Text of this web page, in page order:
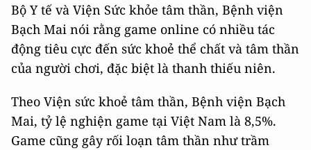
Bộ Y tế và Viện Sức khỏe tâm thần, Bệnh viện
Bạch Mai nói rằng game online có nhiều tác
động tiêu cực đến sức khoẻ thể chất và tâm thần
của người chơi, đặc biệt là thanh thiếu niên.
Theo Viện sức khoẻ tâm thần, Bệnh viện Bạch
Mai, tỷ lệ nghiện game tại Việt Nam là 8,5%.
Game cũng gây rối loạn tâm thần như trầm